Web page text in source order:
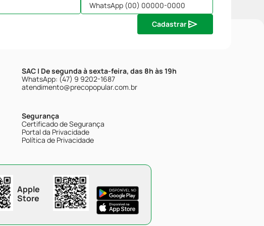
Cadastrar
SAC | De segunda à sexta-feira, das 8h às 19h
WhatsApp: (47) 9 9202-1687
atendimento@precopopular.com.br
Segurança
Certificado de Segurança
Portal da Privacidade
Política de Privacidade
Apple
Store